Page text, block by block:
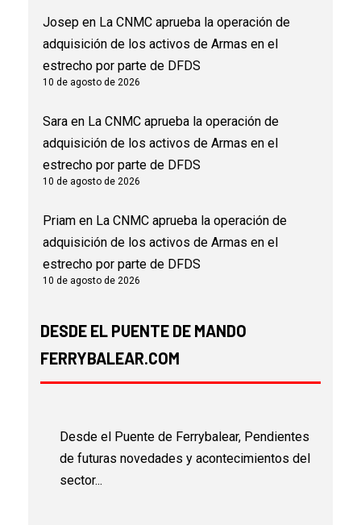
Josep en La CNMC aprueba la operación de
adquisición de los activos de Armas en el
estrecho por parte de DFDS
10 de agosto de 2026
Sara en La CNMC aprueba la operación de
adquisición de los activos de Armas en el
estrecho por parte de DFDS
10 de agosto de 2026
Priam en La CNMC aprueba la operación de
adquisición de los activos de Armas en el
estrecho por parte de DFDS
10 de agosto de 2026
DESDE EL PUENTE DE MANDO
FERRYBALEAR.COM
Desde el Puente de Ferrybalear, Pendientes
de futuras novedades y acontecimientos del
sector...